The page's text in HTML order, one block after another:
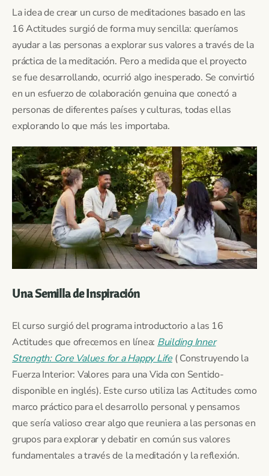
La idea de crear un curso de meditaciones basado en las
16 Actitudes surgió de forma muy sencilla: queríamos
ayudar a las personas a explorar sus valores a través de la
práctica de la meditación. Pero a medida que el proyecto
se fue desarrollando, ocurrió algo inesperado. Se convirtió
en un esfuerzo de colaboración genuina que conectó a
personas de diferentes países y culturas, todas ellas
explorando lo que más les importaba.
Una Semilla de Inspiración
El curso surgió del programa introductorio a las 16
Actitudes que ofrecemos en línea: Building Inner
Strength: Core Values for a Happy Life( Construyendo la
Fuerza Interior: Valores para una Vida con Sentido-
disponible en inglés). Este curso utiliza las Actitudes como
marco práctico para el desarrollo personal y pensamos
que sería valioso crear algo que reuniera a las personas en
grupos para explorar y debatir en común sus valores
fundamentales a través de la meditación y la reflexión.